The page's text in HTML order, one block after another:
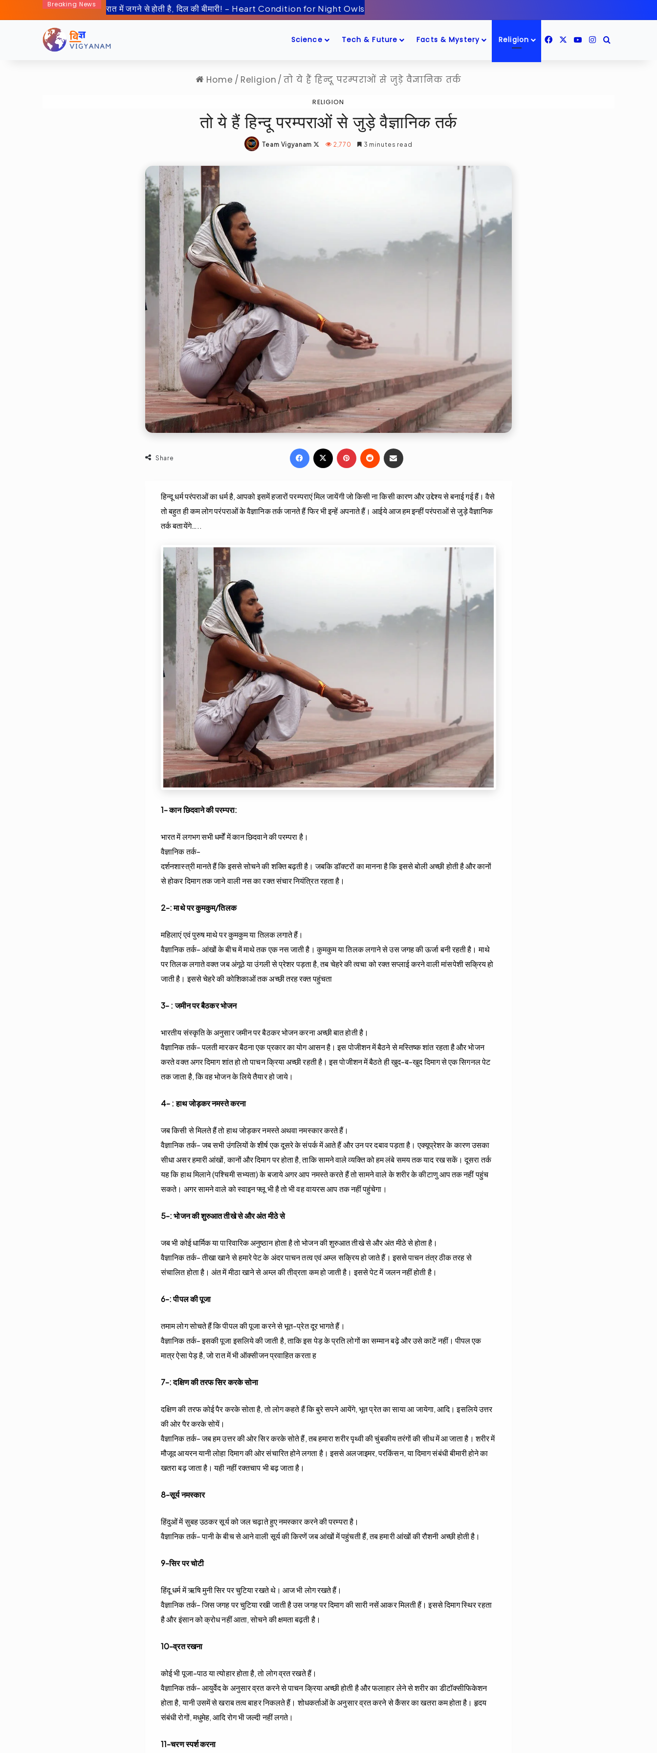
Breaking News
50 साल बाद इंसान जा रहा हैं चाँद के पास! – Artemis-2 Mission Launch
Science Tech & Future Facts & Mystery Religion FacebookYouTubeInstagram
Home / Religion / तो ये हैं हिन्दू परम्पराओं से जुड़े वैज्ञानिक तर्क
RELIGION
तो ये हैं हिन्दू परम्पराओं से जुड़े वैज्ञानिक तर्क
Team Vigyanam
Follow2,770 3 minutes read
Share
Facebook Pinterest
Reddit
हिन्दू धर्म परंपराओं का धर्म है, आपको इसमें हजारों परम्पराएं मिल जायेंगी जो किसी ना किसी कारण और उद्देश्य से बनाई गई हैं। वैसे
तो बहुत ही कम लोग परंपराओं के वैज्ञानिक तर्क जानते हैं फिर भी इन्हें अपनाते हैं। आईये आज हम इन्हीं परंपराओं से जुड़े वैज्ञानिक
तर्क बतायेंगे…..
1- कान छिदवाने की परम्परा:
भारत में लगभग सभी धर्मों में कान छिदवाने की परम्परा है।
वैज्ञानिक तर्क-
दर्शनशास्त्री मानते हैं कि इससे सोचने की शक्त‍ि बढ़ती है। जबकि डॉक्टरों का मानना है कि इससे बोली अच्छी होती है और कानों
से होकर दिमाग तक जाने वाली नस का रक्त संचार नियंत्रित रहता है।
2-: माथे पर कुमकुम/तिलक
महिलाएं एवं पुरुष माथे पर कुमकुम या तिलक लगाते हैं।
वैज्ञानिक तर्क- आंखों के बीच में माथे तक एक नस जाती है। कुमकुम या तिलक लगाने से उस जगह की ऊर्जा बनी रहती है। माथे
पर तिलक लगाते वक्त जब अंगूठे या उंगली से प्रेशर पड़ता है, तब चेहरे की त्वचा को रक्त सप्लाई करने वाली मांसपेशी सक्रिय हो
जाती है। इससे चेहरे की कोश‍िकाओं तक अच्छी तरह रक्त पहुंचता
3- : जमीन पर बैठकर भोजन
भारतीय संस्कृति के अनुसार जमीन पर बैठकर भोजन करना अच्छी बात होती है।
वैज्ञानिक तर्क- पलती मारकर बैठना एक प्रकार का योग आसन है। इस पोजीशन में बैठने से मस्त‍िष्क शांत रहता है और भोजन
करते वक्त अगर दिमाग शांत हो तो पाचन क्रिया अच्छी रहती है। इस पोजीशन में बैठते ही खुद-ब-खुद दिमाग से एक सिगनल पेट
तक जाता है, कि वह भोजन के लिये तैयार हो जाये।
4- : हाथ जोड़कर नमस्ते करना
जब किसी से मिलते हैं तो हाथ जोड़कर नमस्ते अथवा नमस्कार करते हैं।
वैज्ञानिक तर्क- जब सभी उंगलियों के शीर्ष एक दूसरे के संपर्क में आते हैं और उन पर दबाव पड़ता है। एक्यूप्रेशर के कारण उसका
सीधा असर हमारी आंखों, कानों और दिमाग पर होता है, ताकि सामने वाले व्यक्त‍ि को हम लंबे समय तक याद रख सकें। दूसरा तर्क
यह कि हाथ मिलाने (पश्च‍िमी सभ्यता) के बजाये अगर आप नमस्ते करते हैं तो सामने वाले के शरीर के कीटाणु आप तक नहीं पहुंच
सकते। अगर सामने वाले को स्वाइन फ्लू भी है तो भी वह वायरस आप तक नहीं पहुंचेगा।
5-: भोजन की शुरुआत तीखे से और अंत मीठे से
जब भी कोई धार्मिक या पारिवारिक अनुष्ठान होता है तो भोजन की शुरुआत तीखे से और अंत मीठे से होता है।
वैज्ञानिक तर्क- तीखा खाने से हमारे पेट के अंदर पाचन तत्व एवं अम्ल सक्रिय हो जाते हैं। इससे पाचन तंत्र ठीक तरह से
संचालित होता है। अंत में मीठा खाने से अम्ल की तीव्रता कम हो जाती है। इससे पेट में जलन नहीं होती है।
6-: पीपल की पूजा
तमाम लोग सोचते हैं कि पीपल की पूजा करने से भूत-प्रेत दूर भागते हैं।
वैज्ञानिक तर्क- इसकी पूजा इसलिये की जाती है, ताकि इस पेड़ के प्रति लोगों का सम्मान बढ़े और उसे काटें नहीं। पीपल एक
मात्र ऐसा पेड़ है, जो रात में भी ऑक्सीजन प्रवाहित करता ह
7-: दक्ष‍िण की तरफ सिर करके सोना
दक्ष‍िण की तरफ कोई पैर करके सोता है, तो लोग कहते हैं कि बुरे सपने आयेंगे, भूत प्रेत का साया आ जायेगा, आदि। इसलिये उत्तर
की ओर पैर करके सोयें।
वैज्ञानिक तर्क- जब हम उत्तर की ओर सिर करके सोते हैं, तब हमारा शरीर पृथ्वी की चुंबकीय तरंगों की सीध में आ जाता है। शरीर में
मौजूद आयरन यानी लोहा दिमाग की ओर संचारित होने लगता है। इससे अलजाइमर, परकिंसन, या दिमाग संबंधी बीमारी होने का
खतरा बढ़ जाता है। यही नहीं रक्तचाप भी बढ़ जाता है।
8-सूर्य नमस्कार
हिंदुओं में सुबह उठकर सूर्य को जल चढ़ाते हुए नमस्कार करने की परम्परा है।
वैज्ञानिक तर्क- पानी के बीच से आने वाली सूर्य की किरणें जब आंखों में पहुंचती हैं, तब हमारी आंखों की रौशनी अच्छी होती है।
9-सिर पर चोटी
हिंदू धर्म में ऋषि मुनी सिर पर चुटिया रखते थे। आज भी लोग रखते हैं।
वैज्ञानिक तर्क- जिस जगह पर चुटिया रखी जाती है उस जगह पर दिमाग की सारी नसें आकर मिलती हैं। इससे दिमाग स्थ‍िर रहता
है और इंसान को क्रोध नहीं आता, सोचने की क्षमता बढ़ती है।
10-व्रत रखना
कोई भी पूजा-पाठ या त्योहार होता है, तो लोग व्रत रखते हैं।
वैज्ञानिक तर्क- आयुर्वेद के अनुसार व्रत करने से पाचन क्रिया अच्छी होती है और फलाहार लेने से शरीर का डीटॉक्सीफिकेशन
होता है, यानी उसमें से खराब तत्व बाहर निकलते हैं। शोधकर्ताओं के अनुसार व्रत करने से कैंसर का खतरा कम होता है। हृदय
संबंधी रोगों, मधुमेह, आदि रोग भी जल्दी नहीं लगते।
11-चरण स्पर्श करना